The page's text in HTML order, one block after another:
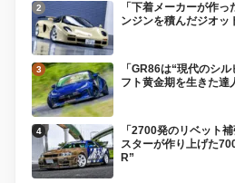
「下着メーカーが作
ンジンを積んだジオッ
「GR86は“現代のシ
フト黄金期を生きた達
「2700発のリベット
スターが作り上げた
R”